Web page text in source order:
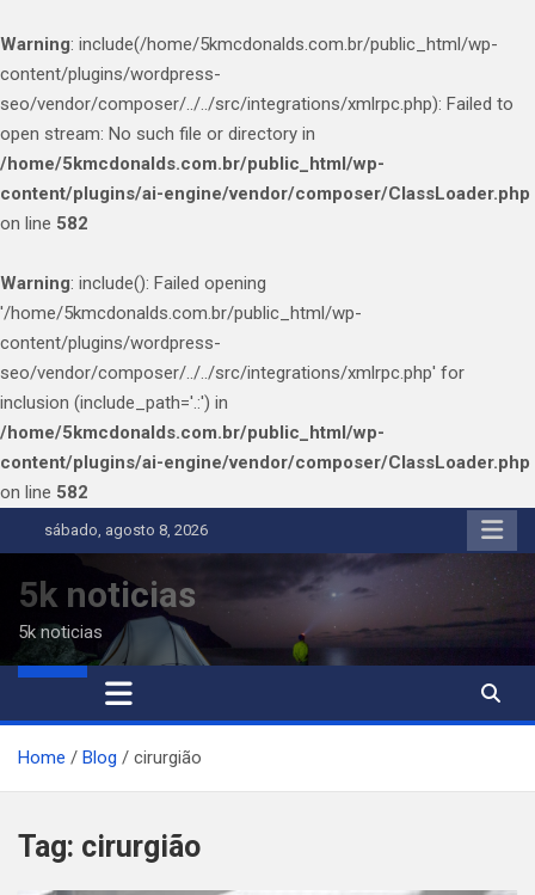
Warning: include(/home/5kmcdonalds.com.br/public_html/wp-
content/plugins/wordpress-
seo/vendor/composer/../../src/integrations/xmlrpc.php): Failed to
open stream: No such file or directory in
/home/5kmcdonalds.com.br/public_html/wp-
content/plugins/ai-engine/vendor/composer/ClassLoader.php
on line 582
Warning: include(): Failed opening
'/home/5kmcdonalds.com.br/public_html/wp-
content/plugins/wordpress-
seo/vendor/composer/../../src/integrations/xmlrpc.php' for
inclusion (include_path='.:') in
/home/5kmcdonalds.com.br/public_html/wp-
content/plugins/ai-engine/vendor/composer/ClassLoader.php
on line 582
to
content
sábado, agosto 8, 2026
5k noticias
5k noticias
Home Blog cirurgião
Tag: cirurgião